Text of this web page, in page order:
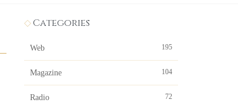
Categories
Web 195
Magazine 104
Radio 72